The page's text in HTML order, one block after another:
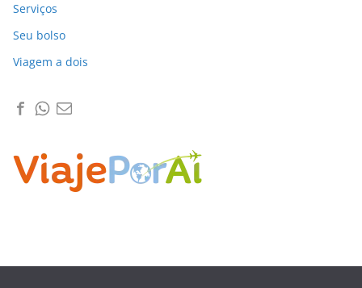
Serviços
Seu bolso
Viagem a dois